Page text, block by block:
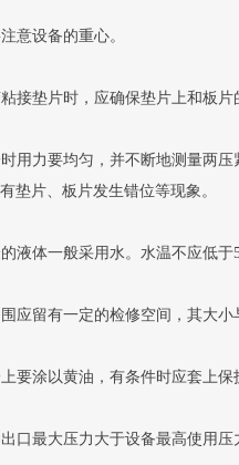
意设备的重心。
接垫片时，应确保垫片上和板片
用力要均匀，并不断地测量两
垫片、板片发生错位等现象。
液体一般采用水。水温不应低
应留有一定的检修空间，其大小
要涂以黄油，有条件时应套上保
口最大压力大于设备最高使用压